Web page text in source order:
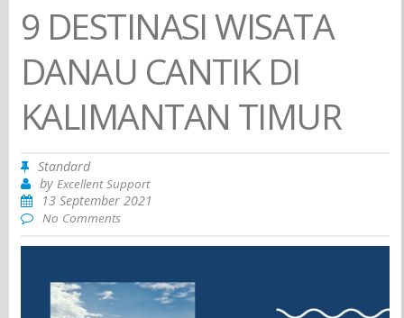
9 DESTINASI WISATA
DANAU CANTIK DI
KALIMANTAN TIMUR
Standard
byExcellent Support
13 September 2021
No Comments